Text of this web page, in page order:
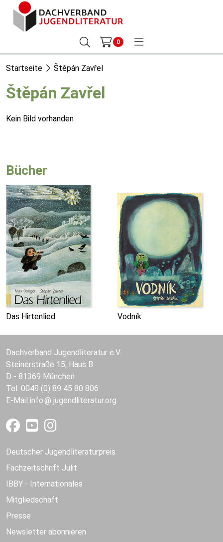
0
Startseite Štěpán Zavřel
Štěpán Zavřel
Kein Bild vorhanden
Bücher
Das Hirtenlied Vodník
Dachverband Jugendliteratur e.V.
Steinerstraße 15, Haus B
D - 81369 München
Tel. 0049 (0) 89 45 80 806
E-Mail info jugendliteratur.org
Deutscher Jugendliteraturpreis
Fachzeitschrift Julit
IBBY - Internationales
Mitgliedschaft
Presse
Newsletter abonnieren